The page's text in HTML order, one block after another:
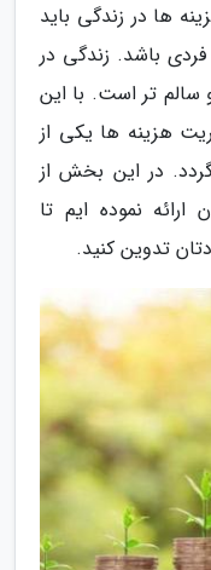
ها در زندگی باید
باشد. زندگی در
سالم تر است. با این
هزینه ها یکی از
در این بخش از
ارائه نموده ایم تا
تدوین کنید.